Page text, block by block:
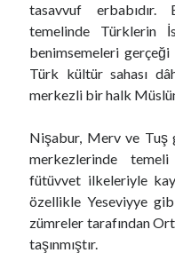
tasavvuf
temelinde Türklerin
benimsemeleri
Türk kültür sahası
merkezli bir halk
Nişabur, Merv ve Tuş
merkezlerinde
fütüvvet ilkeleriyle
özellikle Yeseviyye
zümreler tarafından
taşınmıştır.